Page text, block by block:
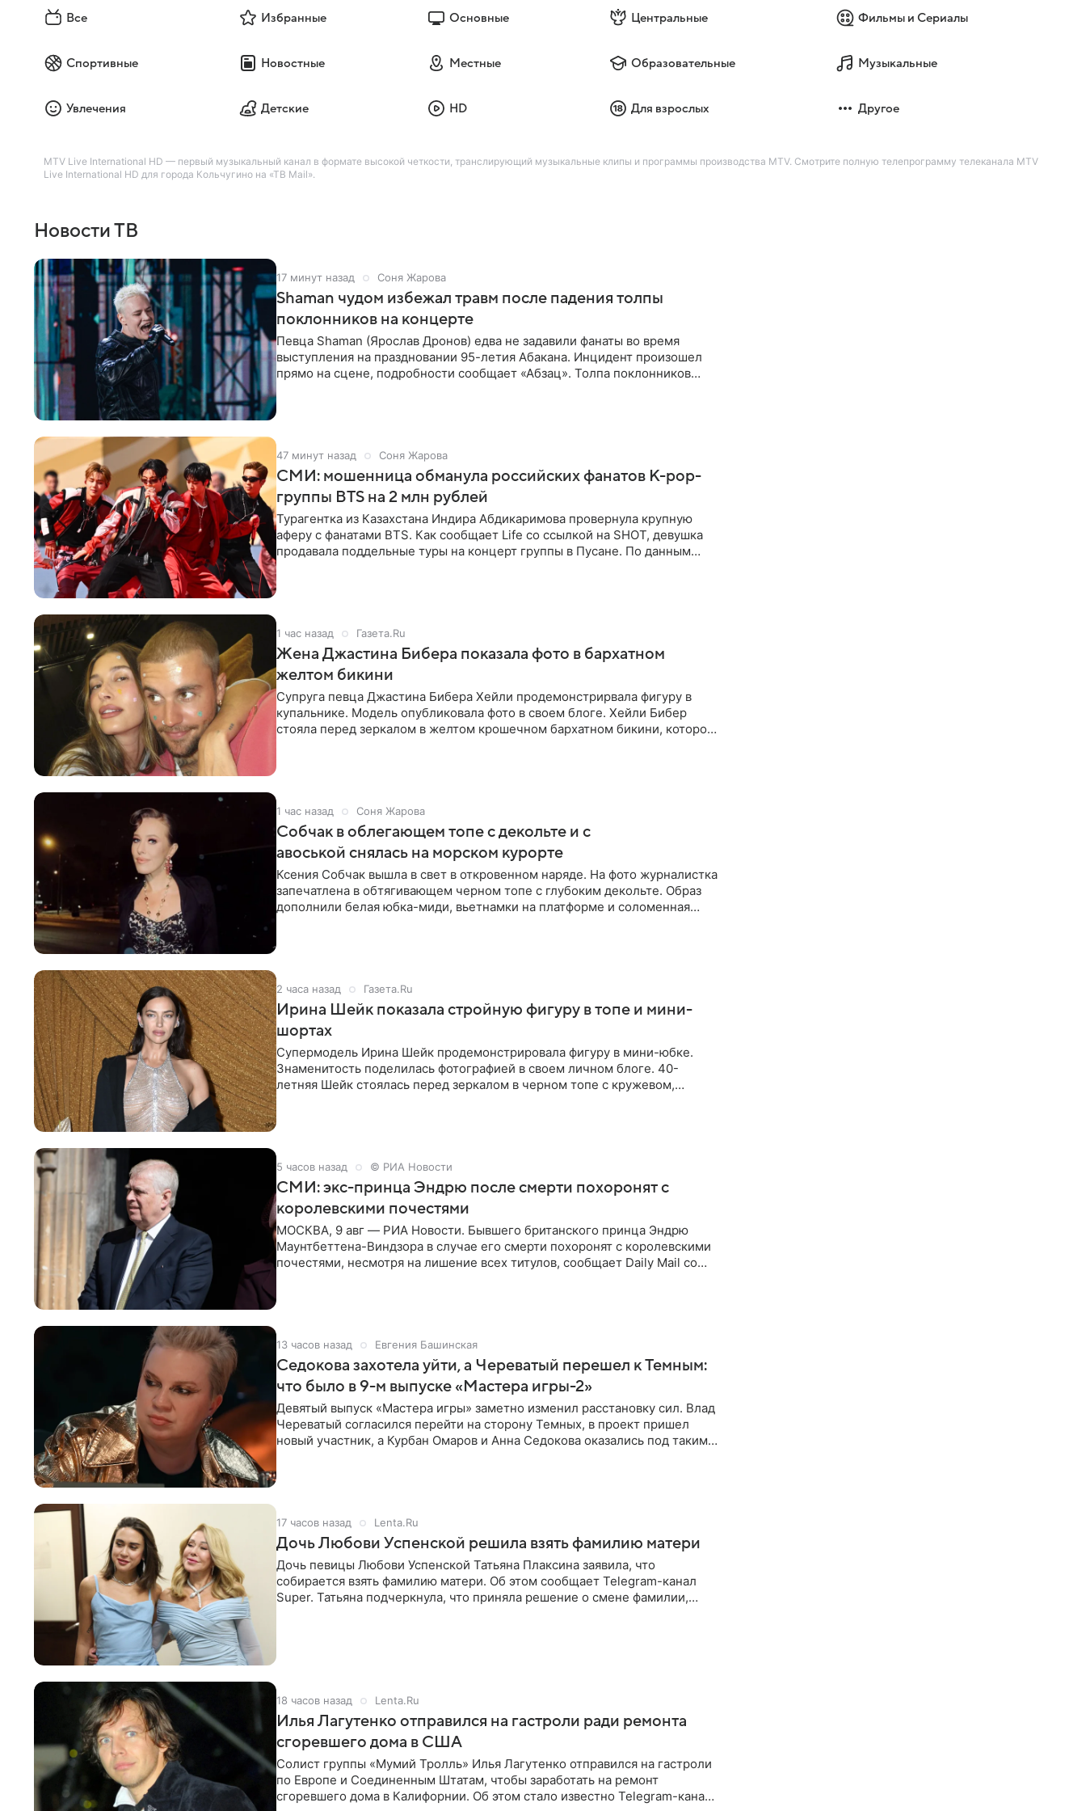
Все Избранные Основные Центральные Фильмы и Сериалы
Спортивные Новостные Местные Образовательные Музыкальные
Увлечения Детские HD Для взрослых Другое
MTV Live International HD — первый музыкальный канал в формате высокой четкости, транслирующий музыкальные клипы и программы производства MTV. Смотрите полную телепрограмму телеканала MTV
Live International HD для города Кольчугино на «ТВ Mail».
Новости ТВ
17 минут назад Соня Жарова
Shaman чудом избежал травм после падения толпы
поклонников на концерте
Певца Shaman (Ярослав Дронов) едва не задавили фанаты во время
выступления на праздновании 95-летия Абакана. Инцидент произошел
прямо на сцене, подробности сообщает «Абзац». Толпа поклонников
47 минут назад Соня Жарова
СМИ: мошенница обманула российских фанатов K-pop-
группы BTS на 2 млн рублей
Турагентка из Казахстана Индира Абдикаримова провернула крупную
аферу с фанатами BTS. Как сообщает Life со ссылкой на SHOT, девушка
продавала поддельные туры на концерт группы в Пусане. По данным
1 час назад Газета.Ru
Жена Джастина Бибера показала фото в бархатном
желтом бикини
Супруга певца Джастина Бибера Хейли продемонстрирвала фигуру в
купальнике. Модель опубликовала фото в своем блоге. Хейли Бибер
стояла перед зеркалом в желтом крошечном бархатном бикини, которое
1 час назад Соня Жарова
Собчак в облегающем топе с декольте и с
авоськой снялась на морском курорте
Ксения Собчак вышла в свет в откровенном наряде. На фото журналистка
запечатлена в обтягивающем черном топе с глубоким декольте. Образ
дополнили белая юбка-миди, вьетнамки на платформе и соломенная
2 часа назад Газета.Ru
Ирина Шейк показала стройную фигуру в топе и мини-
шортах
Супермодель Ирина Шейк продемонстрировала фигуру в мини-юбке.
Знаменитость поделилась фотографией в своем личном блоге. 40-
летняя Шейк стоялась перед зеркалом в черном топе с кружевом,
5 часов назад © РИА Новости
СМИ: экс-принца Эндрю после смерти похоронят с
королевскими почестями
МОСКВА, 9 авг — РИА Новости. Бывшего британского принца Эндрю
Маунтбеттена-Виндзора в случае его смерти похоронят с королевскими
почестями, несмотря на лишение всех титулов, сообщает Daily Mail со
13 часов назад Евгения Башинская
Седокова захотела уйти, а Череватый перешел к Темным:
что было в 9-м выпуске «Мастера игры-2»
Девятый выпуск «Мастера игры» заметно изменил расстановку сил. Влад
Череватый согласился перейти на сторону Темных, в проект пришел
новый участник, а Курбан Омаров и Анна Седокова оказались под таким
17 часов назад Lenta.Ru
Дочь Любови Успенской решила взять фамилию матери
Дочь певицы Любови Успенской Татьяна Плаксина заявила, что
собирается взять фамилию матери. Об этом сообщает Telegram-канал
Super. Татьяна подчеркнула, что приняла решение о смене фамилии,
18 часов назад Lenta.Ru
Илья Лагутенко отправился на гастроли ради ремонта
сгоревшего дома в США
Солист группы «Мумий Тролль» Илья Лагутенко отправился на гастроли
по Европе и Соединенным Штатам, чтобы заработать на ремонт
сгоревшего дома в Калифорнии. Об этом стало известно Telegram-каналу